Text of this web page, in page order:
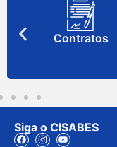
Contratos
Siga o CISABES